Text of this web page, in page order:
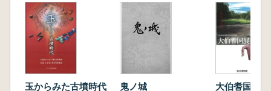
玉からみた古墳時代 鬼ノ城
大伯耆国展